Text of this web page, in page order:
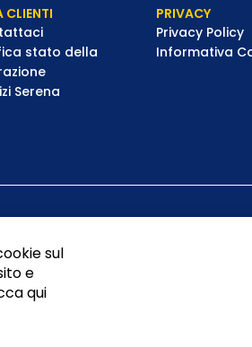
CLIENTI
stato della
Serena
PRIVACY
Privacy Policy
Informativa
sul
e
qui